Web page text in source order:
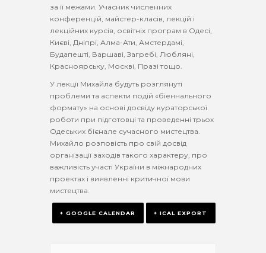
за її межами. Учасник численних
конференцій, майстер-класів, лекцій і
лекційних курсів, освітніх програм в Одесі,
Києві, Дніпрі, Алма-Ати, Амстердамі,
Будапешті, Варшаві, Загребі, Любляні,
Красноярську, Москві, Празі тощо.
У лекції Михайла будуть розглянуті
проблеми та аспекти подій «біеннального
формату» на основі досвіду кураторської
роботи при підготовці та проведенні трьох
Одеських бієнале сучасного мистецтва.
Михайло розповість про свій досвід
організації заходів такого характеру, про
важливість участі України в міжнародних
проектах і виявленні критичної мови
мистецтва.
+ GOOGLE CALENDAR + ICAL EXPORT